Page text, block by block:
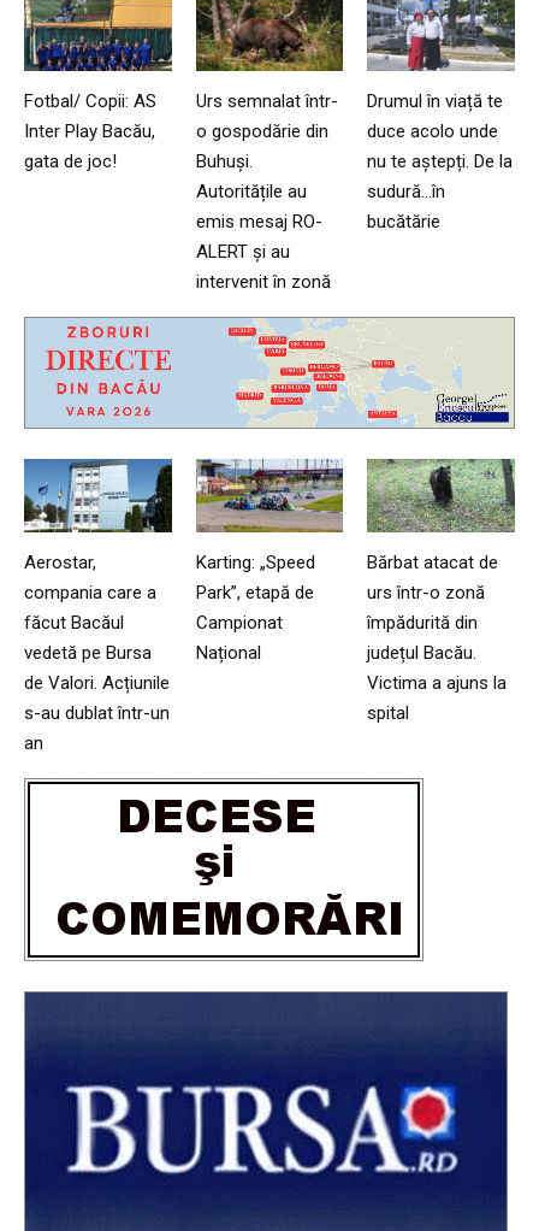
Fotbal/ Copii: AS
Inter Play Bacău,
gata de joc!
Urs semnalat într-
o gospodărie din
Buhuși.
Autoritățile au
emis mesaj RO-
ALERT și au
intervenit în zonă
Drumul în viață te
duce acolo unde
nu te aștepți. De la
sudură…în
bucătărie
Aerostar,
compania care a
făcut Bacăul
vedetă pe Bursa
de Valori. Acțiunile
s-au dublat într-un
an
Karting: „Speed
Park”, etapă de
Campionat
Național
Bărbat atacat de
urs într-o zonă
împădurită din
județul Bacău.
Victima a ajuns la
spital